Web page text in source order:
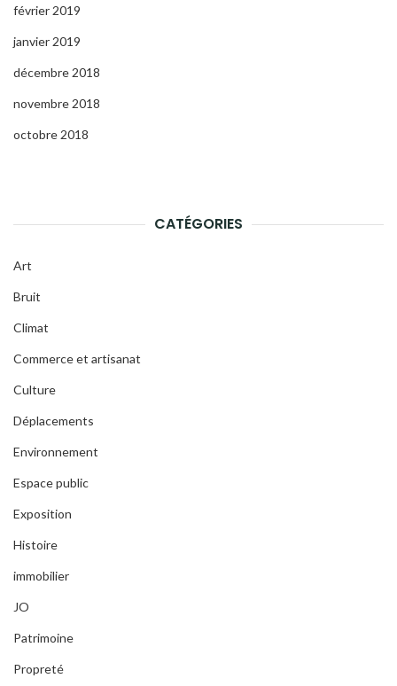
février 2019
janvier 2019
décembre 2018
novembre 2018
octobre 2018
CATÉGORIES
Art
Bruit
Climat
Commerce et artisanat
Culture
Déplacements
Environnement
Espace public
Exposition
Histoire
immobilier
JO
Patrimoine
Propreté